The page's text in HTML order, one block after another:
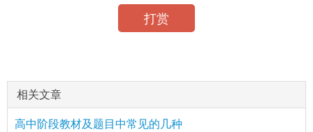
打赏
相关文章
高中阶段教材及题目中常见的几种